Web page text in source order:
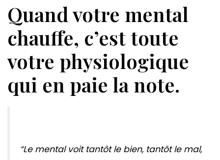
Quand votre mental
chauffe, c’est toute
votre physiologique
qui en paie la note.
“Le mental voit tantôt le bien, tantôt le mal,